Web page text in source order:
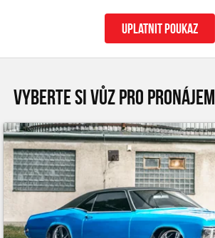
uplatnit poukaz
VYBERTE SI VŮZ PRO PRONÁJEM